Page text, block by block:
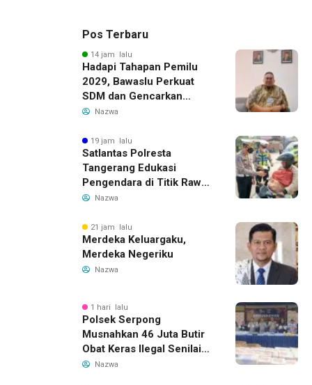
Pos Terbaru
14 jam lalu
Hadapi Tahapan Pemilu
2029, Bawaslu Perkuat
SDM dan Gencarkan
Pendidikan Demokrasi
Nazwa
19 jam lalu
Satlantas Polresta
Tangerang Edukasi
Pengendara di Titik Rawan
Kecelakaan Lewat
Nazwa
21 jam lalu
Merdeka Keluargaku,
Merdeka Negeriku
Nazwa
1 hari lalu
Polsek Serpong
Musnahkan 46 Juta Butir
Obat Keras Ilegal Senilai
Rp230 Miliar
Nazwa